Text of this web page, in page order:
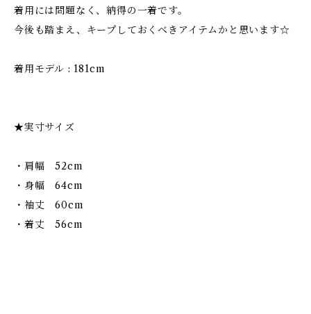
着用には問題なく、納得の一着です。
今後も踏まえ、キープしておくべきアイテムかと思います☆
着用モデル : 181cm
★実寸サイズ
・肩幅 52cm
・身幅 64cm
・袖丈 60cm
・着丈 56cm